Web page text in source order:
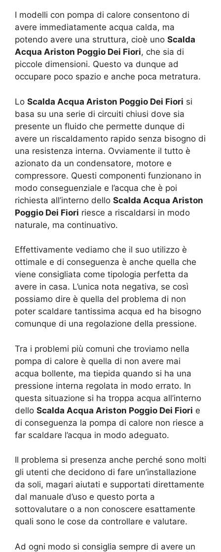
I modelli con pompa di calore consentono di
avere immediatamente acqua calda, ma
potendo avere una struttura, cioè uno Scalda
Acqua Ariston Poggio Dei Fiori, che sia di
piccole dimensioni. Questo va dunque ad
occupare poco spazio e anche poca metratura.
Lo Scalda Acqua Ariston Poggio Dei Fiori si
basa su una serie di circuiti chiusi dove sia
presente un fluido che permette dunque di
avere un riscaldamento rapido senza bisogno di
una resistenza interna. Ovviamente il tutto è
azionato da un condensatore, motore e
compressore. Questi componenti funzionano in
modo conseguenziale e l’acqua che è poi
richiesta all’interno dello Scalda Acqua Ariston
Poggio Dei Fiori riesce a riscaldarsi in modo
naturale, ma continuativo.
Effettivamente vediamo che il suo utilizzo è
ottimale e di conseguenza è anche quella che
viene consigliata come tipologia perfetta da
avere in casa. L’unica nota negativa, se così
possiamo dire è quella del problema di non
poter scaldare tantissima acqua ed ha bisogno
comunque di una regolazione della pressione.
Tra i problemi più comuni che troviamo nella
pompa di calore è quella di non avere mai
acqua bollente, ma tiepida quando si ha una
pressione interna regolata in modo errato. In
questa situazione si ha troppa acqua all’interno
dello Scalda Acqua Ariston Poggio Dei Fiori e
di conseguenza la pompa di calore non riesce a
far scaldare l’acqua in modo adeguato.
Il problema si presenza anche perché sono molti
gli utenti che decidono di fare un’installazione
da soli, magari aiutati e supportati direttamente
dal manuale d’uso e questo porta a
sottovalutare o a non conoscere esattamente
quali sono le cose da controllare e valutare.
Ad ogni modo si consiglia sempre di avere un